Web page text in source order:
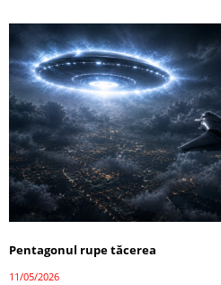
Pentagonul rupe tăcerea
11/05/2026